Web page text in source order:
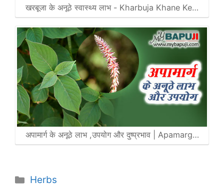
खरबूजा के अनूठे स्वास्थ्य लाभ - Kharbuja Khane Ke…
अपामार्ग के अनूठे लाभ ,उपयोग और दुष्प्रभाव | Apamarg…
Categories
Herbs